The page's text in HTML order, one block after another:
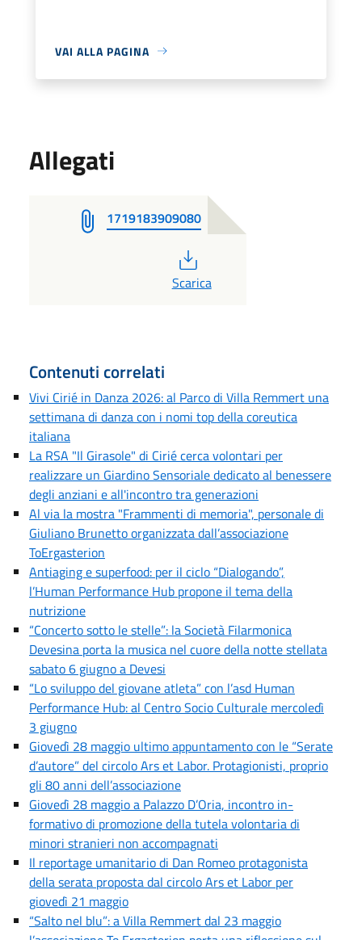
VAI ALLA PAGINA
Allegati
1719183909080
Scarica
Contenuti correlati
Vivi Cirié in Danza 2026: al Parco di Villa Remmert una
settimana di danza con i nomi top della coreutica
italiana
La RSA "Il Girasole" di Cirié cerca volontari per
realizzare un Giardino Sensoriale dedicato al benessere
degli anziani e all'incontro tra generazioni
Al via la mostra "Frammenti di memoria", personale di
Giuliano Brunetto organizzata dall’associazione
ToErgasterion
Antiaging e superfood: per il ciclo “Dialogando”,
l’Human Performance Hub propone il tema della
nutrizione
“Concerto sotto le stelle”: la Società Filarmonica
Devesina porta la musica nel cuore della notte stellata
sabato 6 giugno a Devesi
“Lo sviluppo del giovane atleta” con l’asd Human
Performance Hub: al Centro Socio Culturale mercoledì
3 giugno
Giovedì 28 maggio ultimo appuntamento con le “Serate
d’autore” del circolo Ars et Labor. Protagionisti, proprio
gli 80 anni dell’associazione
Giovedì 28 maggio a Palazzo D’Oria, incontro in-
formativo di promozione della tutela volontaria di
minori stranieri non accompagnati
Il reportage umanitario di Dan Romeo protagonista
della serata proposta dal circolo Ars et Labor per
giovedì 21 maggio
“Salto nel blu”: a Villa Remmert dal 23 maggio